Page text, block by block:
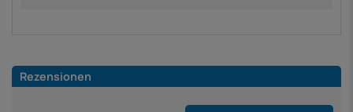
Rezensionen